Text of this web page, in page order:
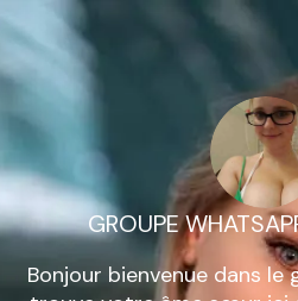
GROUPE
Bonjour bienvenue dans